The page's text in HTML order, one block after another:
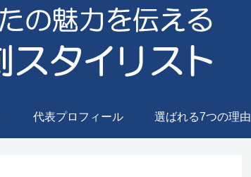
代表プロフィール 選ばれる7つの理由